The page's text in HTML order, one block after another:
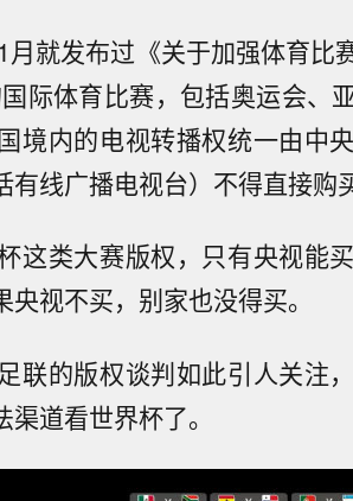
就发布过《关于加强体育比
际体育比赛，包括奥运会、
境内的电视转播权统一由中
线广播电视台）不得直接购
这类大赛版权，只有央视能
视不买，别家也没得买。
联的版权谈判如此引人关注
道看世界杯了。